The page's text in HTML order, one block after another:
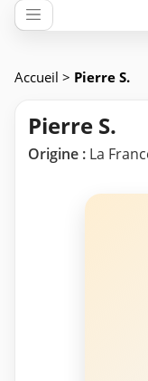
Accueil > Pierre S.
Pierre S.
Origine : La